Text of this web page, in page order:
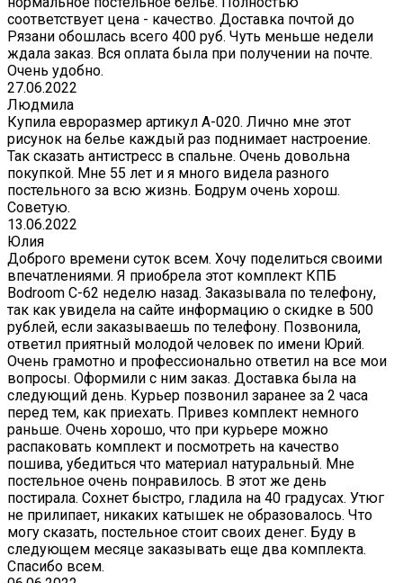
соответствует цена - качество. Доставка почтой до
Рязани обошлась всего 400 руб. Чуть меньше недели
ждала заказ. Вся оплата была при получении на почте.
Очень удобно.
27.06.2022
Людмила
Купила евроразмер артикул А-020. Лично мне этот
рисунок на белье каждый раз поднимает настроение.
Так сказать антистресс в спальне. Очень довольна
покупкой. Мне 55 лет и я много видела разного
постельного за всю жизнь. Бодрум очень хорош.
Советую.
13.06.2022
Юлия
Доброго времени суток всем. Хочу поделиться своими
впечатлениями. Я приобрела этот комплект КПБ
Bodroom C-62 неделю назад. Заказывала по телефону,
так как увидела на сайте информацию о скидке в 500
рублей, если заказываешь по телефону. Позвонила,
ответил приятный молодой человек по имени Юрий.
Очень грамотно и профессионально ответил на все мои
вопросы. Оформили с ним заказ. Доставка была на
следующий день. Курьер позвонил заранее за 2 часа
перед тем, как приехать. Привез комплект немного
раньше. Очень хорошо, что при курьере можно
распаковать комплект и посмотреть на качество
пошива, убедиться что материал натуральный. Мне
постельное очень понравилось. В этот же день
постирала. Сохнет быстро, гладила на 40 градусах. Утюг
не прилипает, никаких катышек не образовалось. Что
могу сказать, постельное стоит своих денег. Буду в
следующем месяце заказывать еще два комплекта.
Спасибо всем.